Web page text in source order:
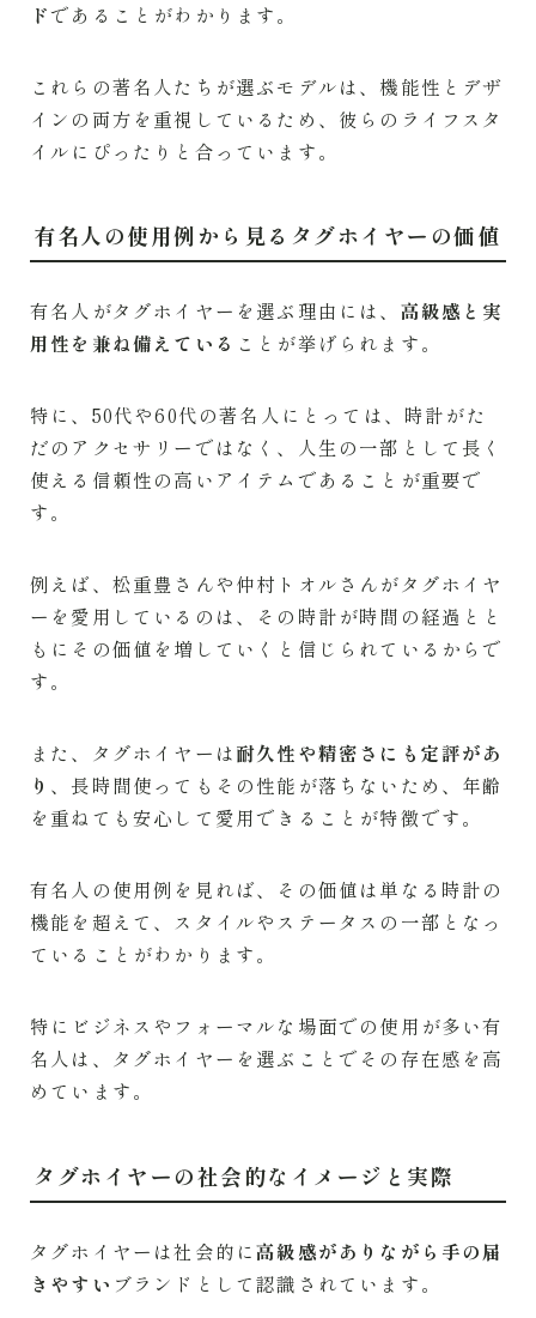
ドであることがわかります。
これらの著名人たちが選ぶモデルは、機能性とデザ
インの両方を重視しているため、彼らのライフスタ
イルにぴったりと合っています。
有名人の使用例から見るタグホイヤーの価値
有名人がタグホイヤーを選ぶ理由には、 高級感と実
用性を兼ね備えている ことが挙げられます。
特に、50代や60代の著名人にとっては、時計がた
だのアクセサリーではなく、人生の一部として長く
使える信頼性の高いアイテムであることが重要で
す。
例えば、松重豊さんや仲村トオルさんがタグホイヤ
ーを愛用しているのは、その時計が時間の経過とと
もにその価値を増していくと信じられているからで
す。
また、タグホイヤーは耐久性や精密さにも定評があ
り 、長時間使ってもその性能が落ちないため、年齢
を重ねても安心して愛用できることが特徴です。
有名人の使用例を見れば、その価値は単なる時計の
機能を超えて、スタイルやステータスの一部となっ
ていることがわかります。
特にビジネスやフォーマルな場面での使用が多い有
名人は、タグホイヤーを選ぶことでその存在感を高
めています。
タグホイヤーの社会的なイメージと実際
タグホイヤーは社会的に高級感がありながら手の届
きやすい ブランドとして認識されています。